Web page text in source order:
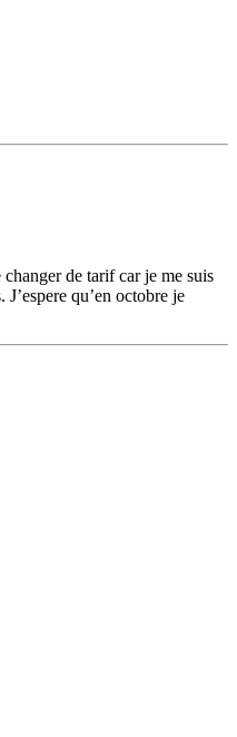
de tarif car je me suis
qu’en octobre je